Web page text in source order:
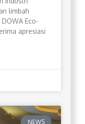
limbah
Eco-
apresiasi
NEWS